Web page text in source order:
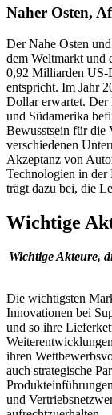
Naher Osten,
Der Nahe Osten
dem Weltmarkt und
0,92 Milliarden US-
entspricht. Im Jahr
Dollar erwartet. Der
und Südamerika
Bewusstsein für die
verschiedenen
Akzeptanz von
Technologien in der
trägt dazu bei, die
Wichtige
Wichtige Akteure,
Die wichtigsten
Innovationen bei
und so ihre
ihren
auch strategische
und